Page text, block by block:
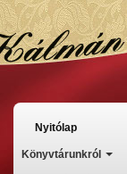
Ugrás
a
tartalomra
Főmenü
Nyitólap
Könyvtárunkról